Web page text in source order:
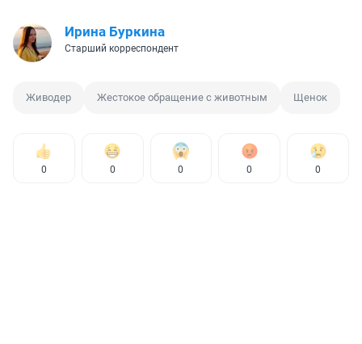
Ирина Буркина
Старший корреспондент
Живодер Жестокое обращение с животным Щенок
0 0 0 0 0